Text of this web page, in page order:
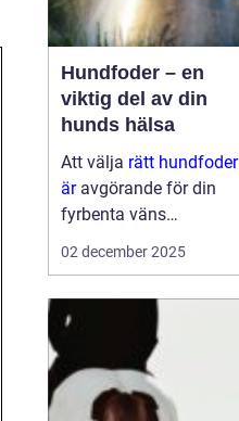
Hundfoder – en
viktig del av din
hunds hälsa
Att välja rätt hundfoder
äravgörande för din
fyrbenta väns
välmående. En
02 december 2025